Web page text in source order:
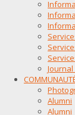
Journal
Alumni
Alumni